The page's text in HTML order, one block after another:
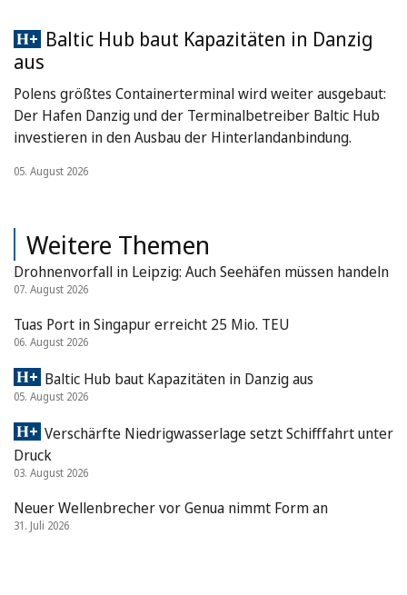
Baltic Hub baut Kapazitäten in Danzig
aus
Polens größtes Containerterminal wird weiter ausgebaut:
Der Hafen Danzig und der Terminalbetreiber Baltic Hub
investieren in den Ausbau der Hinterlandanbindung.
05. August 2026
Weitere Themen
Drohnenvorfall in Leipzig: Auch Seehäfen müssen handeln
07. August 2026
Tuas Port in Singapur erreicht 25 Mio. TEU
06. August 2026
Baltic Hub baut Kapazitäten in Danzig aus
05. August 2026
Verschärfte Niedrigwasserlage setzt Schifffahrt unter
Druck
03. August 2026
Neuer Wellenbrecher vor Genua nimmt Form an
31. Juli 2026